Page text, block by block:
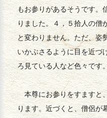
もお参りがあるそうです。
りました。４，５拾人の僧
と変わりません。ただ、姿
いかぶさるように目を近づ
ろ見ている人など色々です
本尊にお参りをすますと
ります。近づくと、僧侶が